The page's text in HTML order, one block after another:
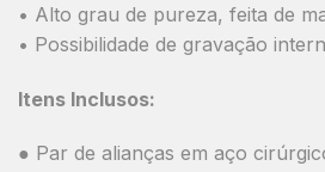
• Alto grau de pureza, feita de
• Possibilidade de gravação
Itens Inclusos:
● Par de alianças em aço